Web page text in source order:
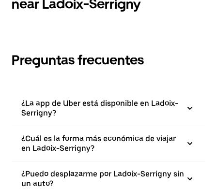
near Ladoix-Serrigny
Preguntas frecuentes
¿La app de Uber está disponible en Ladoix-
Serrigny?
¿Cuál es la forma más económica de viajar
en Ladoix-Serrigny?
¿Puedo desplazarme por Ladoix-Serrigny sin
un auto?